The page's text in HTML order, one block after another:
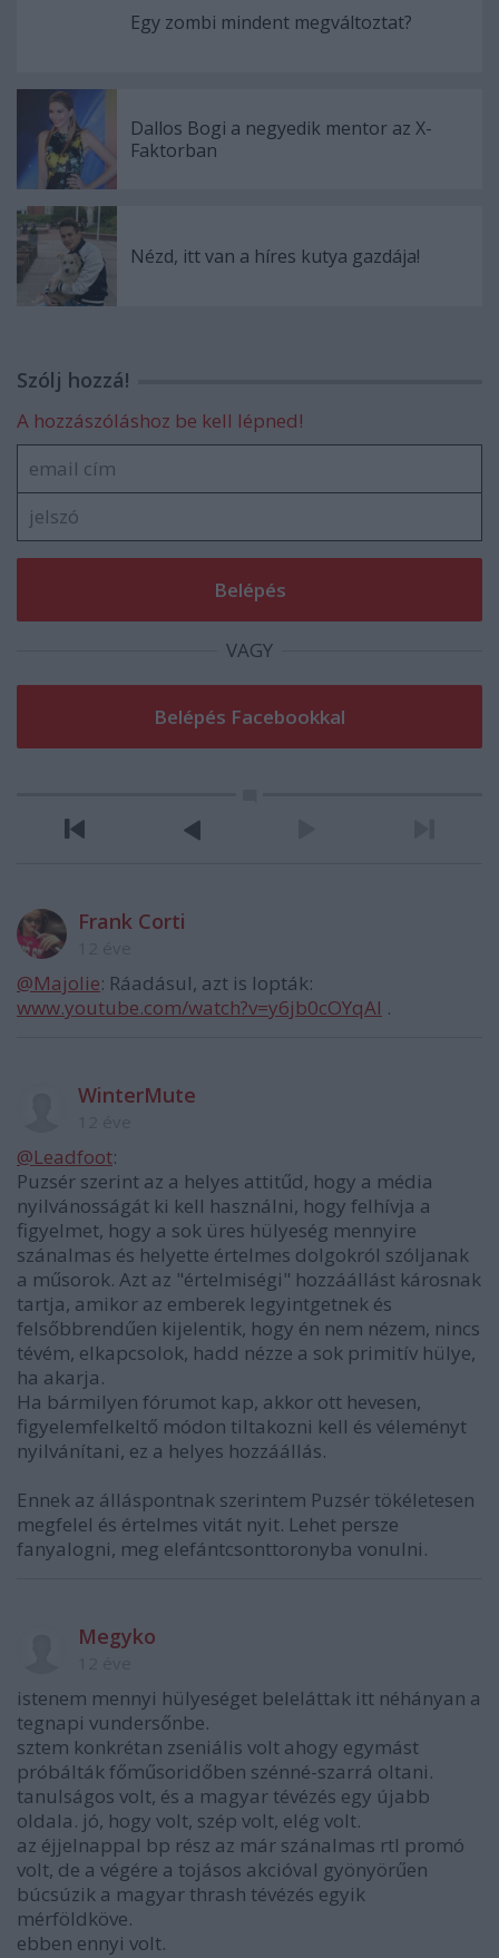
Egy zombi mindent megváltoztat?
Dallos Bogi a negyedik mentor az X-
Faktorban
Nézd, itt van a híres kutya gazdája!
Szólj hozzá!
A hozzászóláshoz be kell lépned!
VAGY
Frank Corti
@Majolie: Ráadásul, azt is lopták:
www.youtube.com/watch?v=y6jb0cOYqAI .
WinterMute
@Leadfoot:
Puzsér szerint az a helyes attitűd, hogy a média
nyilvánosságát ki kell használni, hogy felhívja a
figyelmet, hogy a sok üres hülyeség mennyire
szánalmas és helyette értelmes dolgokról szóljanak
a műsorok. Azt az "értelmiségi" hozzáállást károsnak
tartja, amikor az emberek legyintgetnek és
felsőbbrendűen kijelentik, hogy én nem nézem, nincs
tévém, elkapcsolok, hadd nézze a sok primitív hülye,
ha akarja.
Ha bármilyen fórumot kap, akkor ott hevesen,
figyelemfelkeltő módon tiltakozni kell és véleményt
nyilvánítani, ez a helyes hozzáállás.
Ennek az álláspontnak szerintem Puzsér tökéletesen
megfelel és értelmes vitát nyit. Lehet persze
fanyalogni, meg elefántcsonttoronyba vonulni.
Megyko
istenem mennyi hülyeséget beleláttak itt néhányan a
tegnapi vundersőnbe.
sztem konkrétan zseniális volt ahogy egymást
próbálták főműsoridőben szénné-szarrá oltani.
tanulságos volt, és a magyar tévézés egy újabb
oldala. jó, hogy volt, szép volt, elég volt.
az éjjelnappal bp rész az már szánalmas rtl promó
volt, de a végére a tojásos akcióval gyönyörűen
búcsúzik a magyar thrash tévézés egyik
mérföldköve.
ebben ennyi volt.